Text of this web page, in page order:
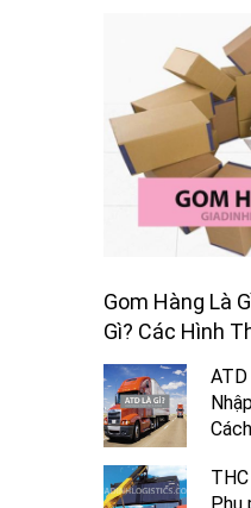
Gom Hàng Là
Gì? Các Hình